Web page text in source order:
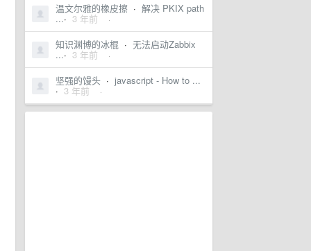
温文尔雅的橡皮擦 · 解决 PKIX path
...· 3 年前 ·
知识渊博的冰棍 · 无法启动Zabbix
...· 3 年前 ·
坚强的馒头 · javascript - How to ...
· 3 年前 ·